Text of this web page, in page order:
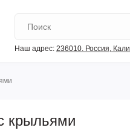
Наш адрес: 236010. Россия,
крыльями